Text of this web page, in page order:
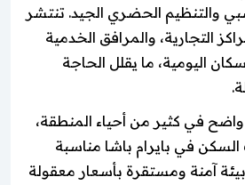
والتنظيم الحضري الجيد. تنتشر
التجارية، والمرافق الخدمية
اليومية، ما يقلل الحاجة
واضح في كثير من أحياء المنطقة،
في بايرام باشا مناسبة
آمنة ومستقرة بأسعار معقولة